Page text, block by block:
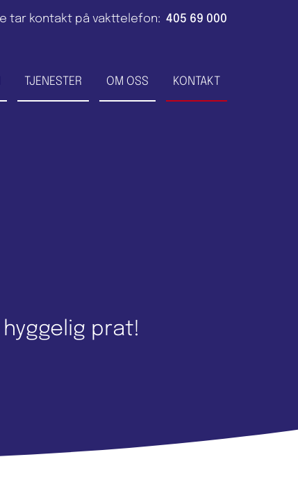
tar kontakt på vakttelefon: 405 69 000
TJENESTER OM OSS KONTAKT
prat!